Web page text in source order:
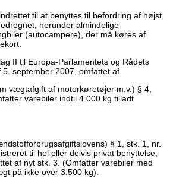
til at benyttes til befordring af højst
herunder almindelige
(autocampere), der må køres af
II til Europa-Parlamentets og Rådets
september 2007, omfattet af
vægtafgift af motorkøretøjer m.v.) § 4,
varebiler indtil 4.000 kg tilladt
§ 1, stk. 1, nr.
til hel eller delvis privat benyttelse,
af nyt stk. 3. (Omfatter varebiler med
på ikke over 3.500 kg).